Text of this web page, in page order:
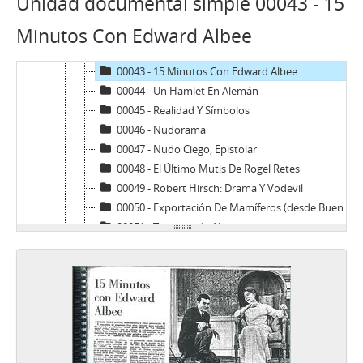
Minutos Con Edward Albee
00040 - Las Dos Pasiones De Mayorga
00041 - El Reino De Kafka En La “U”
00043 - 15 Minutos Con Edward Albee
00044 - Un Hamlet En Alemán
00045 - Realidad Y Símbolos
00046 - Nudorama
00047 - Nudo Ciego, Epistolar
00048 - El Último Mutis De Rogel Retes
00049 - Robert Hirsch: Drama Y Vodevil
00050 - Exportación De Mamíferos (desde Buenos Aires)
00051 - Temporada Alemana
00052 - La Pérgola «Paralela» En Los Barrios
00053 - El Porqué De Moya Grau
00054 - El Actor Que Se Convirtió En Negro
00055 - Una Pesada Moratoria
00056 - Un Juego De La Verdad
00057 - “Marat-Sade”: La Cordura De Los Locos